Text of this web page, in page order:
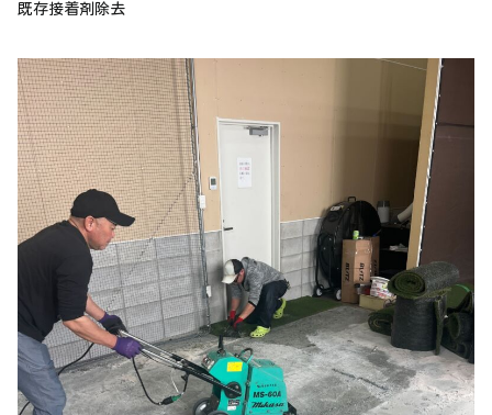
既存接着剤除去